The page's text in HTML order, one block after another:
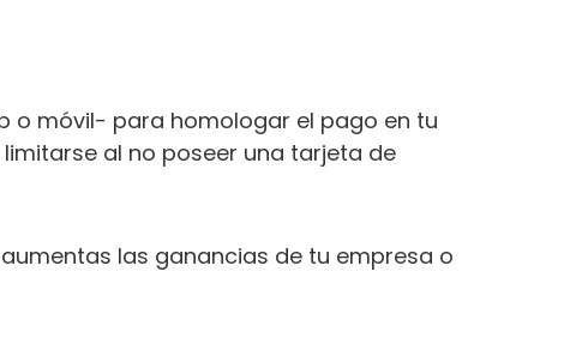
o móvil- para homologar el pago en tu
al no poseer una tarjeta de
las ganancias de tu empresa o